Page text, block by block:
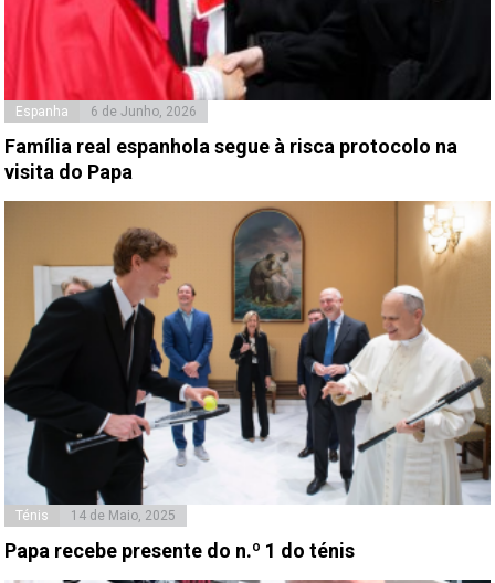
Espanha 6 de Junho, 2026
Família real espanhola segue à risca protocolo na
visita do Papa
Ténis 14 de Maio, 2025
Papa recebe presente do n.º 1 do ténis